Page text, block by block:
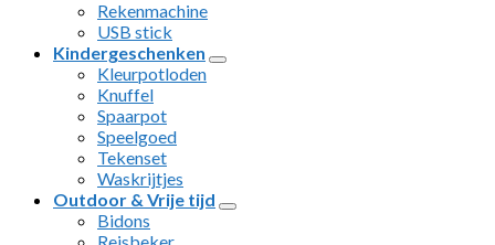
Rekenmachine
USB stick
Kindergeschenken
Kleurpotloden
Knuffel
Spaarpot
Speelgoed
Tekenset
Waskrijtjes
Outdoor & Vrije tijd
Bidons
Reisbeker